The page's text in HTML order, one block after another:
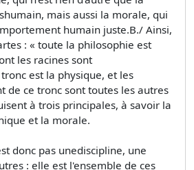
mais aussi la morale, qui
humain juste.B./ Ainsi,
: « toute la philosophie est
les racines sont
est la physique, et les
de ce tronc sont toutes les autres
à trois principales, à savoir la
et la morale.
donc pas unediscipline, une
: elle est l'ensemble de ces